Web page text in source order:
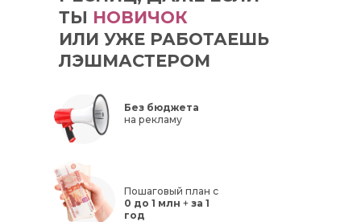
ТЫ НОВИЧОК
ИЛИ УЖЕ РАБОТАЕШЬ
ЛЭШМАСТЕРОМ
Без бюджета
на рекламу
Пошаговый план с
0 до 1 млн + за 1
год